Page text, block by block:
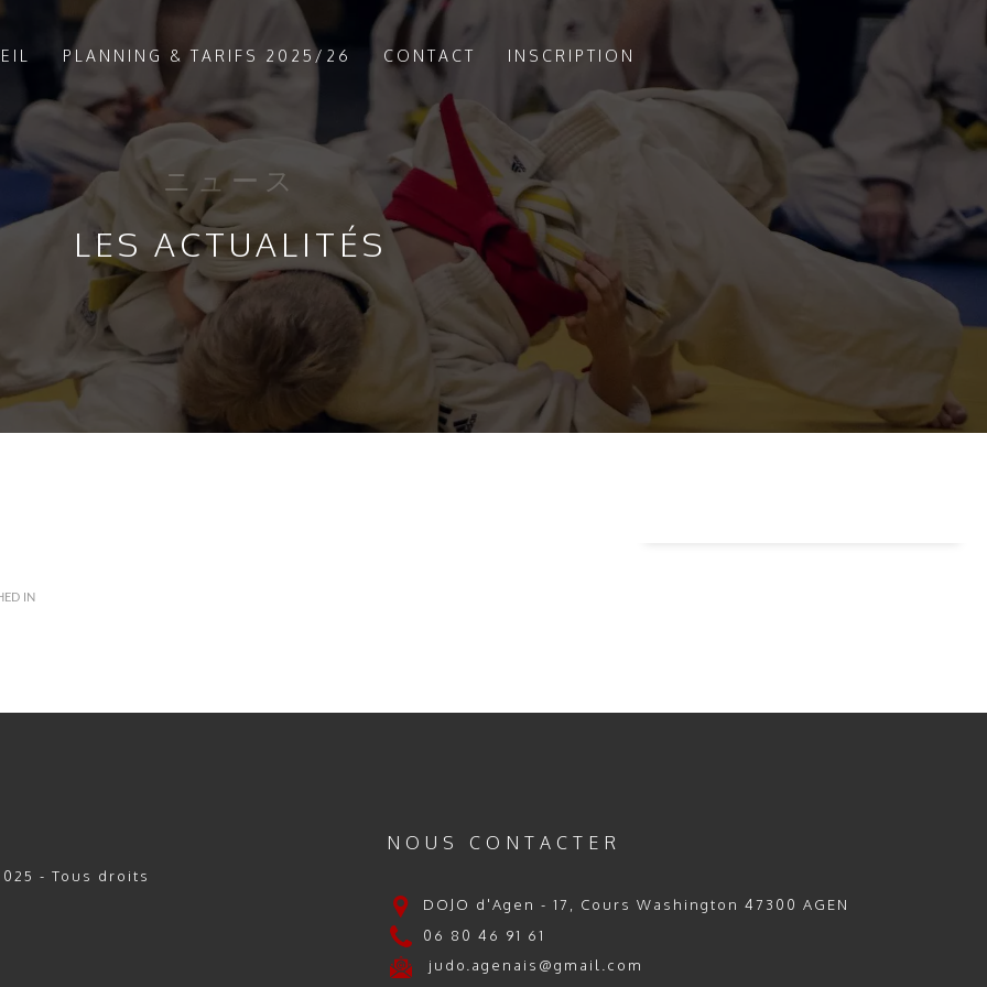
PLANNING & TARIFS 2025/26 CONTACT INSCRIPTION
ニュース
LES ACTUALITÉS
IN
- Tous droits
NOUS CONTACTER
DOJO d'Agen - 17, Cours Washington 47300 AGEN
06 80 46 91 61
judo.agenais@gmail.com